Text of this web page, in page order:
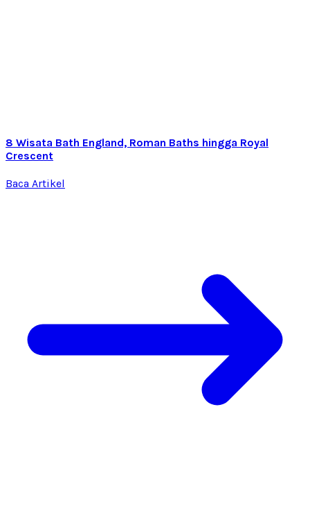
8 Wisata Bath England, Roman Baths hingga Royal
Crescent
Baca Artikel